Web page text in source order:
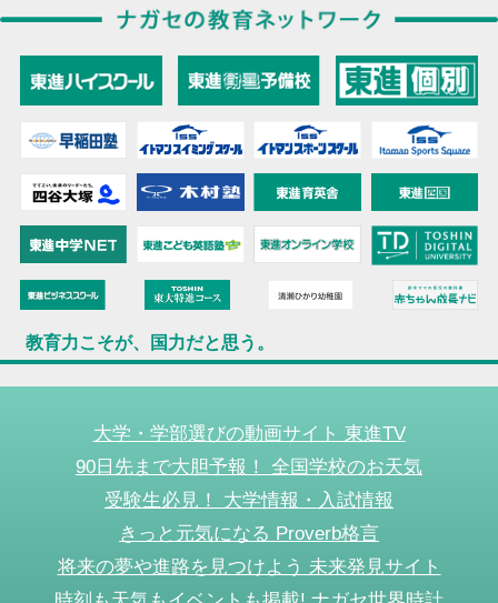
教育力こそが、国力だと思う。
大学・学部選びの動画サイト 東進TV
90日先まで大胆予報！ 全国学校のお天気
受験生必見！ 大学情報・入試情報
きっと元気になる Proverb格言
将来の夢や進路を見つけよう 未来発見サイト